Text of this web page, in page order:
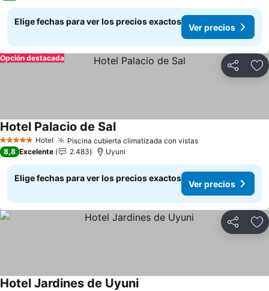
Elige fechas para ver los precios exactos
Ver precios
Compartir
Opción destacada
5 Estrellas Hotel Piscina cubierta climatizada con vistas
Hotel Palacio de Sal
8,8 Excelente 2.483 Uyuni
Elige fechas para ver los precios exactos
Ver precios
Compartir
Hotel Jardines de Uyuni